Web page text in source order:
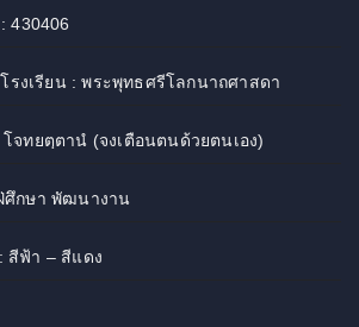
430406
รงเรียน : พระพุทธศรีโลกนาถศาสดา
จทยตฺตานํ (จงเตือนตนด้วยตนเอง)
ศึกษา พัฒนางาน
สีฟ้า – สีแดง